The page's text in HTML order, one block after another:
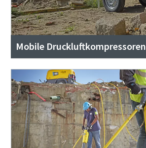
Mobile Druckluftkompressoren